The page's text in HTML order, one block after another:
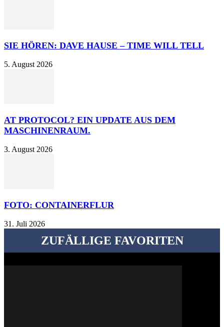
SIE HÖREN: DAVE HAUSE – TIME WILL TELL
5. August 2026
AT PROTOCOL? EIN UPDATE AUS DEM
MASCHINENRAUM.
3. August 2026
FOTO: CONTAINERFLUR
31. Juli 2026
ZUFÄLLIGE FAVORITEN